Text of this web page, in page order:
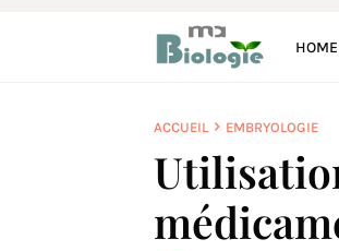
HOME
ACCUEIL EMBRYOLOGIE